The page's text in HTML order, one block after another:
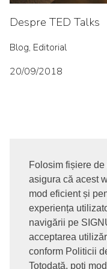
Folosim fișiere
asigura că acest
mod eficient și
experiența
navigării pe
acceptarea
conform Politicii
Totodată, poți
Despre TED Talks
Blog, Editorial
20/09/2018
© 2017-2026. Toate
SIGNUPDOTWORK
confidentialitate |
Politica GDPR